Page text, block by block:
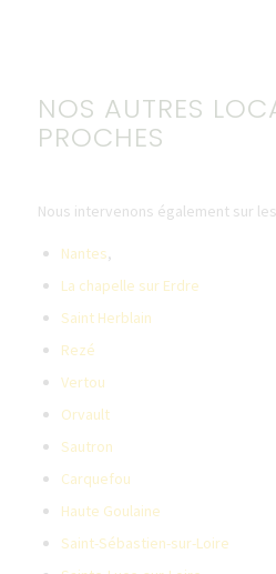
NOS AUTRES
PROCHES
Nous intervenons également sur
Nantes,
La chapelle sur Erdre
Saint Herblain
Rezé
Vertou
Orvault
Sautron
Carquefou
Haute Goulaine
Saint-Sébastien-sur-Loire